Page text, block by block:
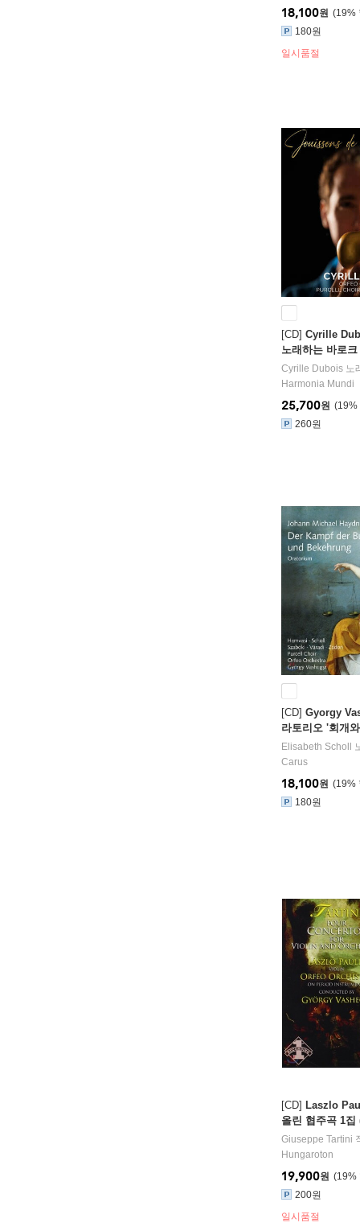
19%
18,100원
180원
일시품절
[CD] Cyrille
노래하는 바로
sons De Nos
Cyrille Dubois 노
Harmonia Mundi
19%
25,700원
260원
[CD] Gyorgy
라토리오 '회개
dn: Der Kampf
ehrung)
Elisabeth Scholl
Carus
19%
18,100원
180원
[CD] Laszlo
올린 협주곡 1
ncertos D.34,
Giuseppe Tartini
Hungaroton
19%
19,900원
200원
일시품절